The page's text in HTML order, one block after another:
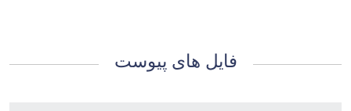
فایل های پیوست